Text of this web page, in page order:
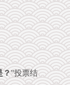
？”投票结